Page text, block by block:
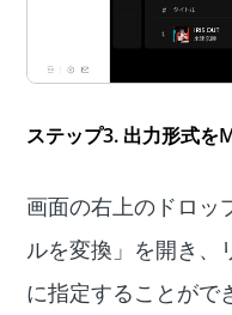
ステップ3. 出力形式を
画面の右上のドロッ
ルを変換」を開き、
に指定することがで